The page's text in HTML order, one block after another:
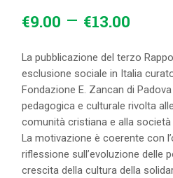
€9.00 – €13.00
La pubblicazione del terzo
esclusione sociale in Italia
Fondazione E. Zancan di
pedagogica e culturale rivolta
comunità cristiana e alla
La motivazione è coerente con
riflessione sull’evoluzione delle
crescita della cultura della